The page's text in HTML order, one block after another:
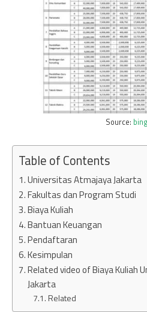
Source:
Table of Contents
Universitas Atmajaya Jakarta
Fakultas dan Program Studi
Biaya Kuliah
Bantuan Keuangan
Pendaftaran
Kesimpulan
Related video of Biaya Kuliah
Jakarta
Related